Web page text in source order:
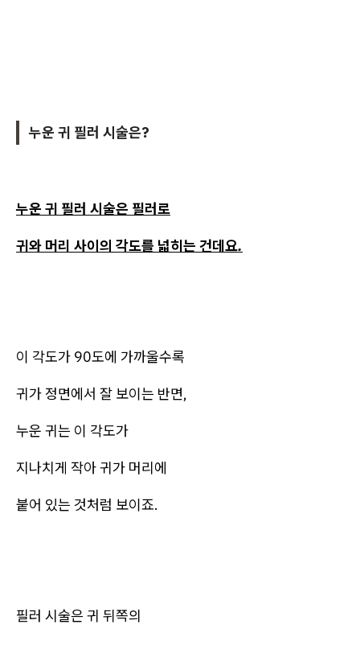
누운 귀 필러 시술은?
누운 귀 필러 시술은 필러로
귀와 머리 사이의 각도를 넓히는 건데요.
이 각도가 90도에 가까울수록
귀가 정면에서 잘 보이는 반면,
누운 귀는 이 각도가
지나치게 작아 귀가 머리에
붙어 있는 것처럼 보이죠.
필러 시술은 귀 뒤쪽의